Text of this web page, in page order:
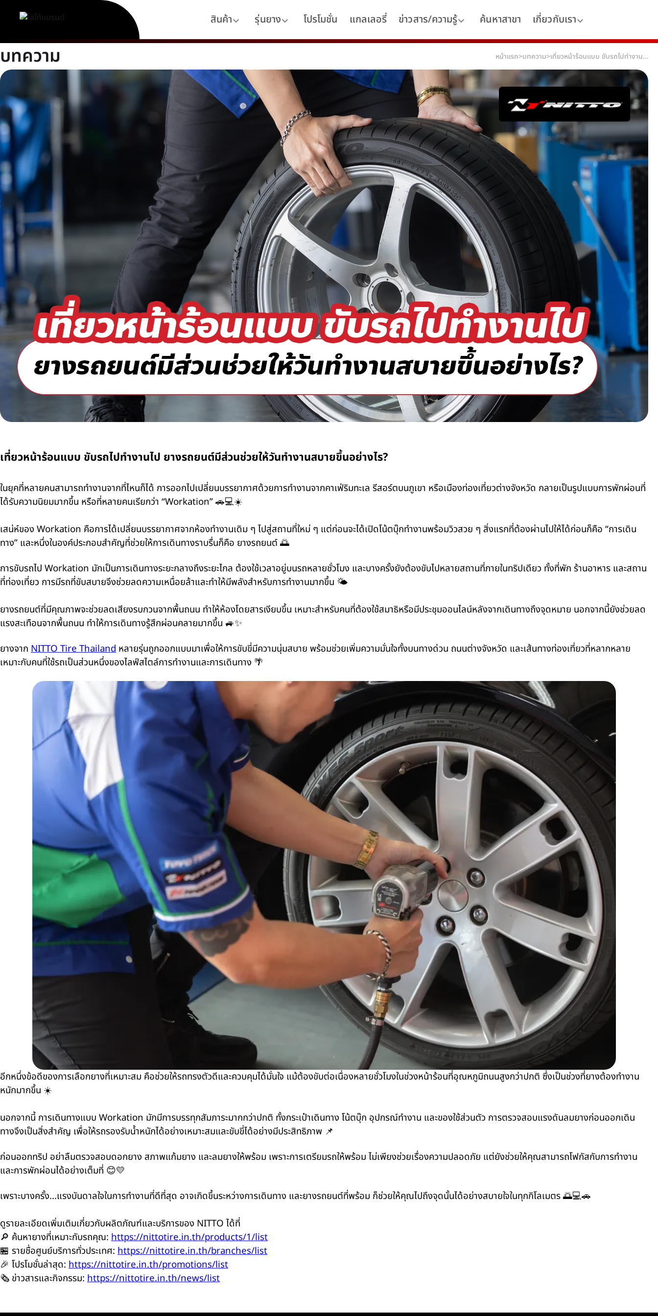
สินค้า รุ่นยาง โปรโมชั่น แกลเลอรี่ ข่าวสาร/ความรู้ ค้นหาสาขา เกี่ยวกับเรา
บทความ หน้าแรก>บทความ> เที่ยวหน้าร้อนแบบ ขับรถไปทำงานไป ยางรถยนต์มีส่วนช่วยให้วันทำงานสบายขึ้นอย่างไร?
เที่ยวหน้าร้อนแบบ ขับรถไปทำงานไป ยางรถยนต์มีส่วนช่วยให้วันทำงานสบายขึ้นอย่างไร?
ในยุคที่หลายคนสามารถทำงานจากที่ไหนก็ได้ การออกไปเปลี่ยนบรรยากาศด้วยการทำงานจากคาเฟ่ริมทะเล รีสอร์ตบนภูเขา หรือเมืองท่องเที่ยวต่างจังหวัด กลายเป็นรูปแบบการพักผ่อนที่
ได้รับความนิยมมากขึ้น หรือที่หลายคนเรียกว่า “Workation” 🚗💻☀️
เสน่ห์ของ Workation คือการได้เปลี่ยนบรรยากาศจากห้องทำงานเดิม ๆ ไปสู่สถานที่ใหม่ ๆ แต่ก่อนจะได้เปิดโน้ตบุ๊กทำงานพร้อมวิวสวย ๆ สิ่งแรกที่ต้องผ่านไปให้ได้ก่อนก็คือ “การเดิน
ทาง” และหนึ่งในองค์ประกอบสำคัญที่ช่วยให้การเดินทางราบรื่นก็คือ ยางรถยนต์ 🌅
การขับรถไป Workation มักเป็นการเดินทางระยะกลางถึงระยะไกล ต้องใช้เวลาอยู่บนรถหลายชั่วโมง และบางครั้งยังต้องขับไปหลายสถานที่ภายในทริปเดียว ทั้งที่พัก ร้านอาหาร และสถาน
ที่ท่องเที่ยว การมีรถที่ขับสบายจึงช่วยลดความเหนื่อยล้าและทำให้มีพลังสำหรับการทำงานมากขึ้น 🌤️
ยางรถยนต์ที่มีคุณภาพจะช่วยลดเสียงรบกวนจากพื้นถนน ทำให้ห้องโดยสารเงียบขึ้น เหมาะสำหรับคนที่ต้องใช้สมาธิหรือมีประชุมออนไลน์หลังจากเดินทางถึงจุดหมาย นอกจากนี้ยังช่วยลด
แรงสะเทือนจากพื้นถนน ทำให้การเดินทางรู้สึกผ่อนคลายมากขึ้น 🚙✨
ยางจาก NITTO Tire Thailand หลายรุ่นถูกออกแบบมาเพื่อให้การขับขี่มีความนุ่มสบาย พร้อมช่วยเพิ่มความมั่นใจทั้งบนทางด่วน ถนนต่างจังหวัด และเส้นทางท่องเที่ยวที่หลากหลาย
เหมาะกับคนที่ใช้รถเป็นส่วนหนึ่งของไลฟ์สไตล์การทำงานและการเดินทาง 🌴
อีกหนึ่งข้อดีของการเลือกยางที่เหมาะสม คือช่วยให้รถทรงตัวดีและควบคุมได้มั่นใจ แม้ต้องขับต่อเนื่องหลายชั่วโมงในช่วงหน้าร้อนที่อุณหภูมิถนนสูงกว่าปกติ ซึ่งเป็นช่วงที่ยางต้องทำงาน
หนักมากขึ้น ☀️
นอกจากนี้ การเดินทางแบบ Workation มักมีการบรรทุกสัมภาระมากกว่าปกติ ทั้งกระเป๋าเดินทาง โน้ตบุ๊ก อุปกรณ์ทำงาน และของใช้ส่วนตัว การตรวจสอบแรงดันลมยางก่อนออกเดิน
ทางจึงเป็นสิ่งสำคัญ เพื่อให้รถรองรับน้ำหนักได้อย่างเหมาะสมและขับขี่ได้อย่างมีประสิทธิภาพ 📌
ก่อนออกทริป อย่าลืมตรวจสอบดอกยาง สภาพแก้มยาง และลมยางให้พร้อม เพราะการเตรียมรถให้พร้อม ไม่เพียงช่วยเรื่องความปลอดภัย แต่ยังช่วยให้คุณสามารถโฟกัสกับการทำงาน
และการพักผ่อนได้อย่างเต็มที่ 😊💛
เพราะบางครั้ง...แรงบันดาลใจในการทำงานที่ดีที่สุด อาจเกิดขึ้นระหว่างการเดินทาง และยางรถยนต์ที่พร้อม ก็ช่วยให้คุณไปถึงจุดนั้นได้อย่างสบายใจในทุกกิโลเมตร 🌅💻🚗
ดูรายละเอียดเพิ่มเติมเกี่ยวกับผลิตภัณฑ์และบริการของ NITTO ได้ที่
🔎 ค้นหายางที่เหมาะกับรถคุณ: https://nittotire.in.th/products/1/list
🏪 รายชื่อศูนย์บริการทั่วประเทศ: https://nittotire.in.th/branches/list
🎉 โปรโมชั่นล่าสุด: https://nittotire.in.th/promotions/list
🗞️ ข่าวสารและกิจกรรม: https://nittotire.in.th/news/list